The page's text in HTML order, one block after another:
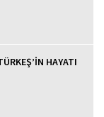
HAYATI